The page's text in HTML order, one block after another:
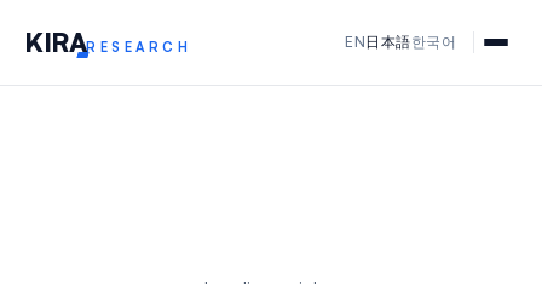
KIRARESEARCH EN 日本語한국어